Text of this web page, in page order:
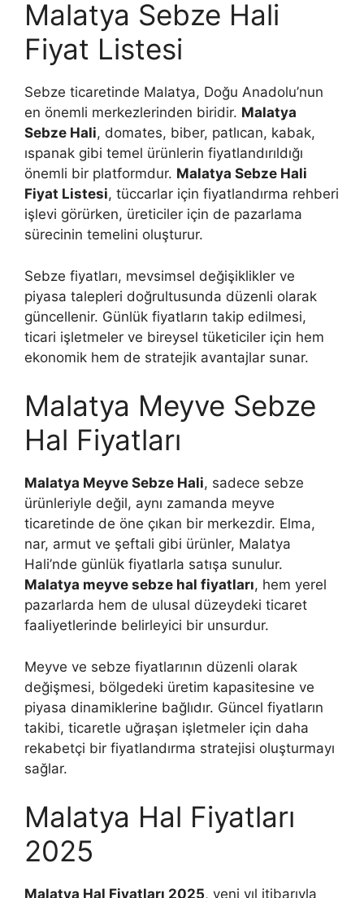
Malatya Sebze Hali
Fiyat Listesi
Sebze ticaretinde Malatya, Doğu Anadolu’nun
en önemli merkezlerinden biridir. Malatya
Sebze Hali, domates, biber, patlıcan, kabak,
ıspanak gibi temel ürünlerin fiyatlandırıldığı
önemli bir platformdur. Malatya Sebze Hali
Fiyat Listesi, tüccarlar için fiyatlandırma rehberi
işlevi görürken, üreticiler için de pazarlama
sürecinin temelini oluşturur.
Sebze fiyatları, mevsimsel değişiklikler ve
piyasa talepleri doğrultusunda düzenli olarak
güncellenir. Günlük fiyatların takip edilmesi,
ticari işletmeler ve bireysel tüketiciler için hem
ekonomik hem de stratejik avantajlar sunar.
Malatya Meyve Sebze
Hal Fiyatları
Malatya Meyve Sebze Hali, sadece sebze
ürünleriyle değil, aynı zamanda meyve
ticaretinde de öne çıkan bir merkezdir. Elma,
nar, armut ve şeftali gibi ürünler, Malatya
Hali’nde günlük fiyatlarla satışa sunulur.
Malatya meyve sebze hal fiyatları, hem yerel
pazarlarda hem de ulusal düzeydeki ticaret
faaliyetlerinde belirleyici bir unsurdur.
Meyve ve sebze fiyatlarının düzenli olarak
değişmesi, bölgedeki üretim kapasitesine ve
piyasa dinamiklerine bağlıdır. Güncel fiyatların
takibi, ticaretle uğraşan işletmeler için daha
rekabetçi bir fiyatlandırma stratejisi oluşturmayı
sağlar.
Malatya Hal Fiyatları
2025
Malatya Hal Fiyatları 2025, yeni yıl itibarıyla